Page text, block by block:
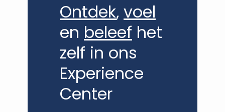
Ontdek, voel
en beleef het
zelf in ons
Experience
Center